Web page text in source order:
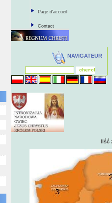
Page d'accueil
Contact
NAVIGATEUR
Ilść